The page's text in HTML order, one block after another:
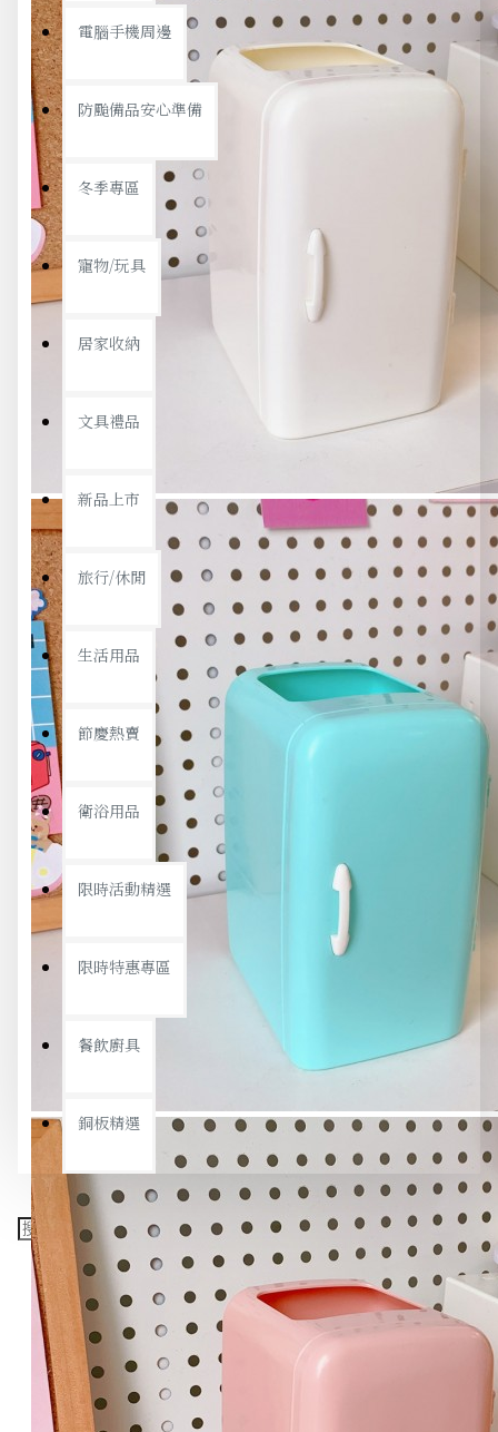
電腦手機周邊
防颱備品安心準備
冬季專區
寵物/玩具
居家收納
文具禮品
新品上市
旅行/休閒
生活用品
節慶熱賣
衛浴用品
限時活動精選
限時特惠專區
餐飲廚具
銅板精選